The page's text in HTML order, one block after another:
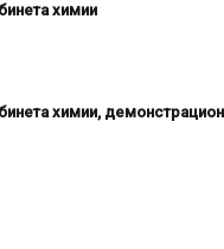
химии
химии,